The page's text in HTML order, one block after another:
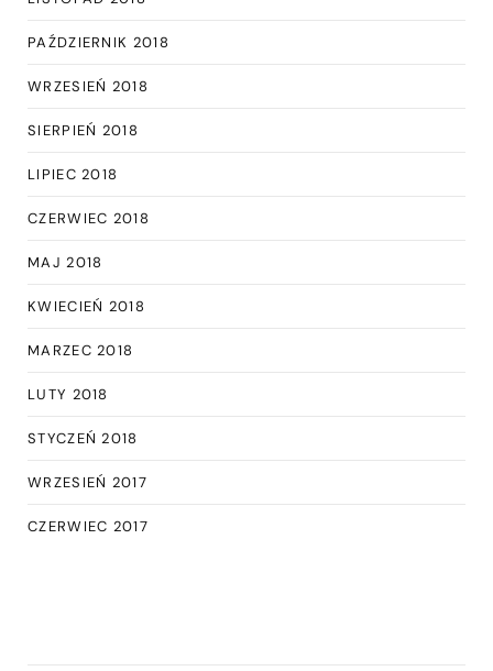
PAŹDZIERNIK 2018
WRZESIEŃ 2018
SIERPIEŃ 2018
LIPIEC 2018
CZERWIEC 2018
MAJ 2018
KWIECIEŃ 2018
MARZEC 2018
LUTY 2018
STYCZEŃ 2018
WRZESIEŃ 2017
CZERWIEC 2017